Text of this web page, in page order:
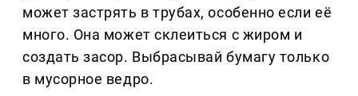
может застрять в трубах, особенно если её
много. Она может склеиться с жиром и
создать засор. Выбрасывай бумагу только
в мусорное ведро.